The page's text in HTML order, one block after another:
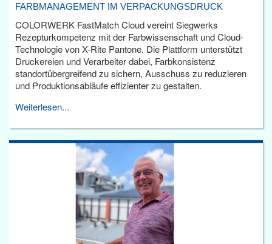
ARBMANAGEMENT IM VERPACKUNGSDRUCK
COLORWERK FastMatch Cloud vereint Siegwerks
Rezepturkompetenz mit der Farbwissenschaft und Cloud-
Technologie von X-Rite Pantone. Die Plattform unterstützt
Druckereien und Verarbeiter dabei, Farbkonsistenz
standortübergreifend zu sichern, Ausschuss zu reduzieren
und Produktionsabläufe effizienter zu gestalten.
Weiterlesen...